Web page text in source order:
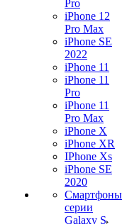
Pro
iPhone 12
Pro Max
iPhone SE
2022
iPhone 11
iPhone 11
Pro
iPhone 11
Pro Max
iPhone X
iPhone XR
IPhone Xs
iPhone SE
2020
Смартфоны
серии
Galaxy S